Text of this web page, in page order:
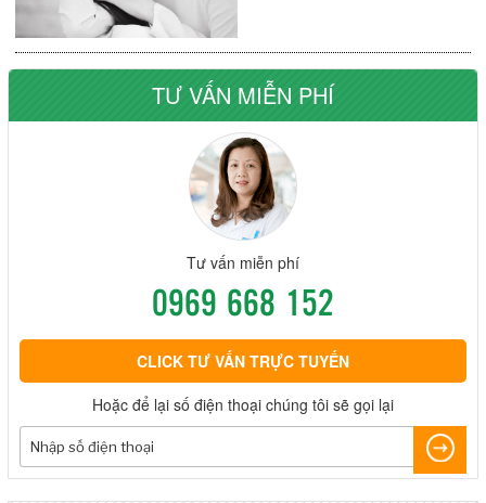
TƯ VẤN MIỄN PHÍ
Tư vấn miễn phí
0969 668 152
CLICK TƯ VẤN TRỰC TUYẾN
Hoặc để lại số điện thoại chúng tôi sẽ gọi lại